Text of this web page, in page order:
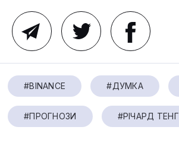
#BINANCE #ДУМКА
#ПРОГНОЗИ #РІЧАРД ТЕНГ